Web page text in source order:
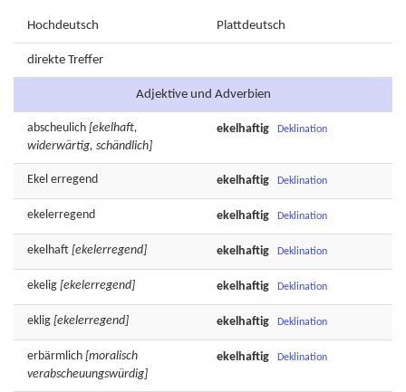
Hochdeutsch Plattdeutsch
direkte Treffer
Adjektive und Adverbien
abscheulich [ekelhaft,
widerwärtig, schändlich]
ekelhaftig Deklination
Ekel erregend ekelhaftig Deklination
ekelerregend ekelhaftig Deklination
ekelhaft [ekelerregend] ekelhaftig Deklination
ekelig [ekelerregend] ekelhaftig Deklination
eklig [ekelerregend] ekelhaftig Deklination
erbärmlich [moralisch
verabscheuungswürdig]
ekelhaftig Deklination